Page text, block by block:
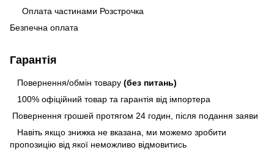
Оплата частинами Розстрочка
Безпечна оплата
Гарантія
Повернення/обмін товару (без питань)
100% офіційний товар та гарантія від імпортера
Повернення грошей протягом 24 годин, після подання заяви
Навіть якщо знижка не вказана, ми можемо зробити
пропозицію від якої неможливо відмовитись